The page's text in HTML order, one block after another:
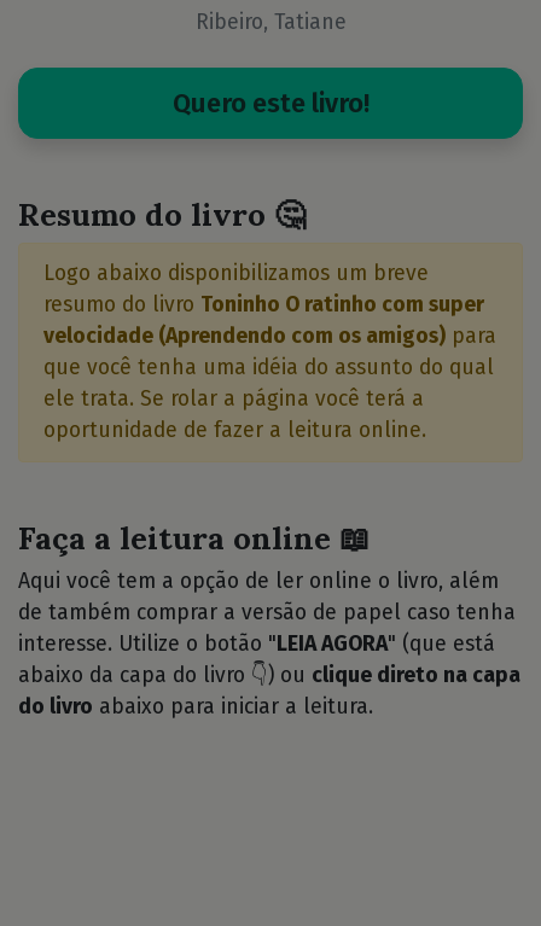
Ribeiro, Tatiane
Quero este livro!
Resumo do livro 🤔
Logo abaixo disponibilizamos um breve
resumo do livro Toninho O ratinho com super
velocidade (Aprendendo com os amigos) para
que você tenha uma idéia do assunto do qual
ele trata. Se rolar a página você terá a
oportunidade de fazer a leitura online.
Faça a leitura online 📖
Aqui você tem a opção de ler online o livro, além
de também comprar a versão de papel caso tenha
interesse. Utilize o botão " LEIA AGORA" (que está
abaixo da capa do livro 👇) ou clique direto na capa
do livro abaixo para iniciar a leitura.